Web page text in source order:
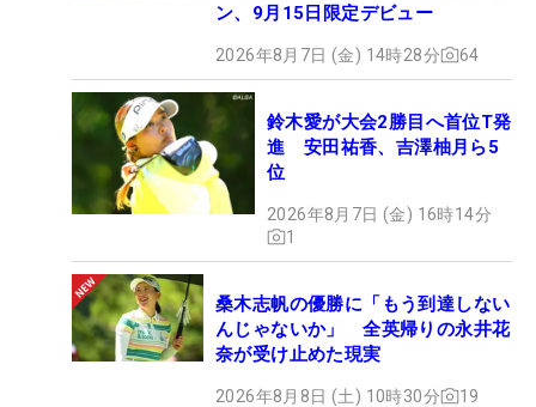
ン、9月15日限定デビュー
2026年8月7日 (金) 14時28分 64
鈴木愛が大会2勝目へ首位T発
進 安田祐香、吉澤柚月ら5
位
2026年8月7日 (金) 16時14分
1
桑木志帆の優勝に「もう到達しない
んじゃないか」 全英帰りの永井花
奈が受け止めた現実
2026年8月8日 (土) 10時30分 19